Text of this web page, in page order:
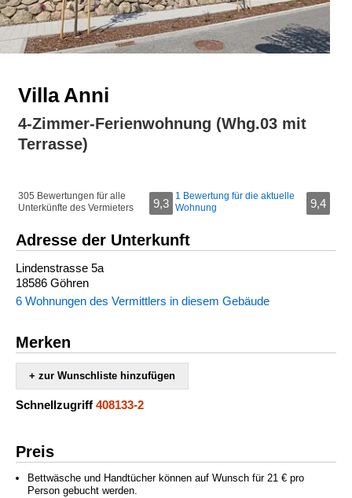
Villa Anni
4-Zimmer-Ferienwohnung (Whg.03 mit
Terrasse)
305 Bewertungen für alle
Unterkünfte des Vermieters
9,3
1 Bewertung für die aktuelle
Wohnung
9,4
Adresse der Unterkunft
Lindenstrasse 5a
18586 Göhren
6 Wohnungen des Vermittlers in diesem Gebäude
Merken
+ zur Wunschliste hinzufügen
Schnellzugriff 408133-2
Preis
Bettwäsche und Handtücher können auf Wunsch für 21 € pro
Person gebucht werden.